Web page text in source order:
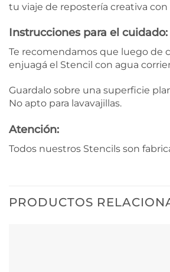
tu viaje de repostería creativa
Instrucciones para el cuidado:
Te recomendamos que luego de
enjuagá el Stencil con agua
Guardalo sobre una superficie
No apto para lavavajillas.
Atención:
Todos nuestros Stencils son
PRODUCTOS